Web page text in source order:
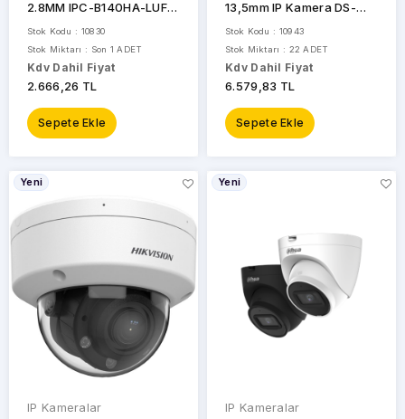
2.8MM IPC-B140HA-LUFC
Dual Light IP KAMERA
Dahili Mikrofon
Stok Kodu : 10830
Stok Miktarı : Son 1 ADET
Kdv Dahil Fiyat
2.666,26 TL
Sepete Ekle
13,5mm IP Kamera DS-
2CD1663G2-LIZSU
Stok Kodu : 10943
Stok Miktarı : 22 ADET
Kdv Dahil Fiyat
6.579,83 TL
Sepete Ekle
Yeni
IP Kameralar
Yeni
IP Kameralar